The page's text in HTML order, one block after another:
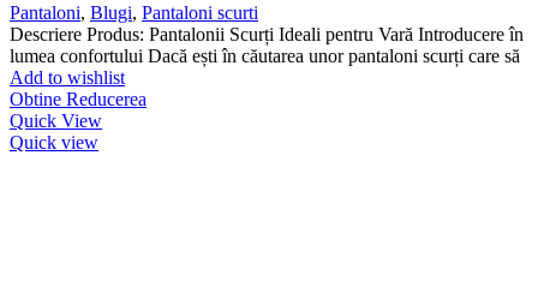
Pantaloni, Blugi, Pantaloni scurti
Descriere Produs: Pantalonii Scurți Ideali pentru Vară Introducere în
lumea confortului Dacă ești în căutarea unor pantaloni scurți care să
Add to wishlist
Obtine Reducerea
Quick View
Quick view